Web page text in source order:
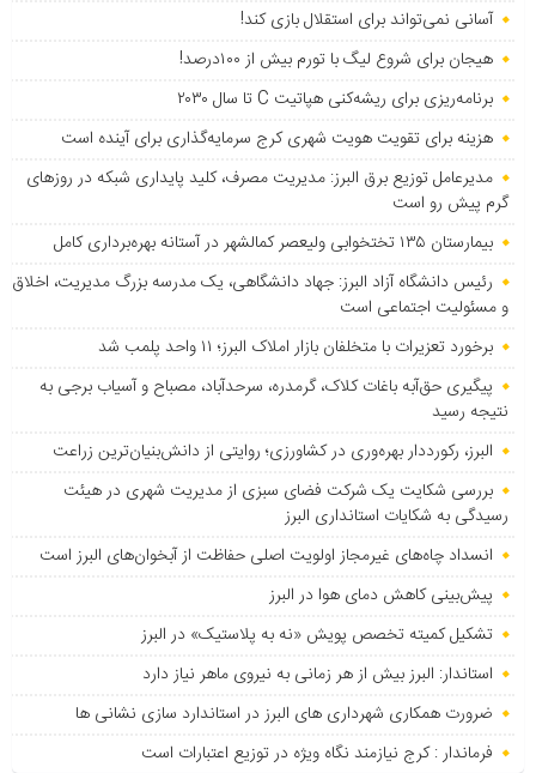
آسانی نمی‌تواند برای استقلال بازی کند!
هیجان برای شروع لیگ با تورم بیش از ۱۰۰درصد!
برنامه‌ریزی برای ریشه‌کنی هپاتیت C تا سال ۲۰۳۰
هزینه برای تقویت هویت شهری کرج سرمایه‌گذاری برای آینده است
مدیرعامل توزیع برق البرز: مدیریت مصرف، کلید پایداری شبکه در روزهای
گرم پیش رو است
بیمارستان ۱۳۵ تختخوابی ولیعصر کمالشهر در آستانه بهره‌برداری کامل
رئیس دانشگاه آزاد البرز: جهاد دانشگاهی، یک مدرسه بزرگ مدیریت، اخلاق
و مسئولیت اجتماعی است
برخورد تعزیرات با متخلفان بازار املاک البرز؛ ۱۱ واحد پلمب شد
پیگیری حق‌آبه باغات کلاک، گرمدره، سرحدآباد، مصباح و آسیاب برجی به
نتیجه رسید
البرز، رکورددار بهره‌وری در کشاورزی؛ روایتی از دانش‌بنیان‌ترین زراعت
بررسی شکایت یک شرکت فضای سبزی از مدیریت شهری در هیئت
رسیدگی به شکایات استانداری البرز
انسداد چاه‌های غیرمجاز اولویت اصلی حفاظت از آبخوان‌های البرز است
پیش‌بینی کاهش دمای هوا در البرز
تشکیل کمیته تخصص پویش «نه به پلاستیک» در البرز
استاندار: البرز بیش از هر زمانی به نیروی ماهر نیاز دارد
ضرورت همکاری شهرداری های البرز در استاندارد سازی نشانی ها
فرماندار : کرج نیازمند نگاه ویژه در توزیع اعتبارات است